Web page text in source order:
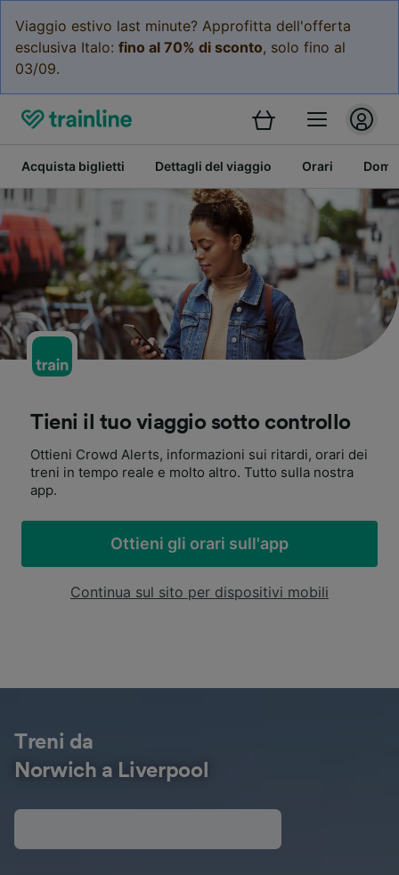
Viaggio estivo last minute? Approfitta dell'offerta
esclusiva Italo: fino al 70% di sconto, solo fino al
03/09.
Acquista biglietti Dettagli del viaggio Orari
Tieni il tuo viaggio sotto controllo
Ottieni Crowd Alerts, informazioni sui ritardi, orari dei
treni in tempo reale e molto altro. Tutto sulla nostra
app.
Ottieni gli orari sull'app
Continua sul sito per dispositivi mobili
Treni da
Norwich a Liverpool